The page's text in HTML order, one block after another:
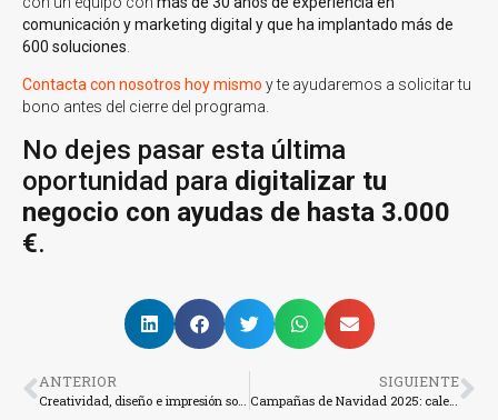
comunicación y marketing digital y que ha implantado más de
600 soluciones
Contacta con nosotros hoy mismo y te ayudaremos a solicitar tu
bono antes del cierre del programa.
No dejes pasar esta última
oportunidad para digitalizar tu
negocio con ayudas de hasta 3.000
€.
ANTERIOR SIGUIENTE
Campañas de Navidad 2025: calendarios y felicitaciones personalizadas condescuento